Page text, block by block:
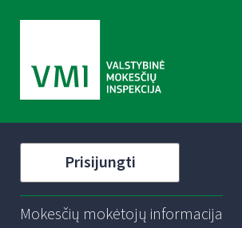
Prisijungti
Mokesčių mokėtojų informacija